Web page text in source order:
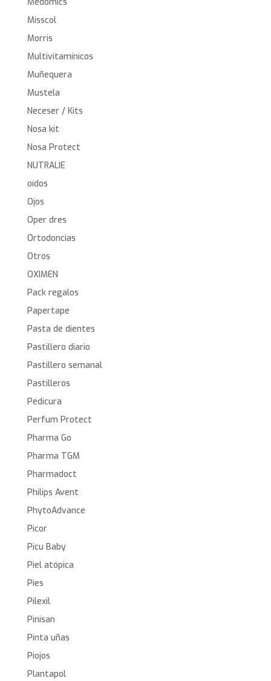
Misscol
Morris
Multivitamínicos
Muñequera
Mustela
Neceser / Kits
Nosa kit
Nosa Protect
NUTRALIE
oídos
Ojos
Oper dres
Ortodoncias
Otros
OXIMEN
Pack regalos
Papertape
Pasta de dientes
Pastillero diario
Pastillero semanal
Pastilleros
Pedicura
Perfum Protect
Pharma Go
Pharma TGM
Pharmadoct
Philips Avent
PhytoAdvance
Picor
Picu Baby
Piel atópica
Pies
Pilexil
Pinisan
Pinta uñas
Piojos
Plantapol